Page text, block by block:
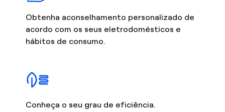
Obtenha aconselhamento personalizado de
acordo com os seus eletrodomésticos e
hábitos de consumo.
Conheça o seu grau de eficiência.